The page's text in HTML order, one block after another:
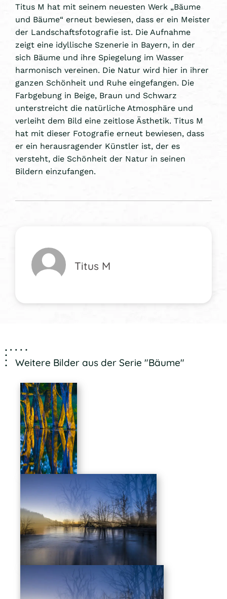
Titus M hat mit seinem neuesten Werk „Bäume
und Bäume“ erneut bewiesen, dass er ein Meister
der Landschaftsfotografie ist. Die Aufnahme
zeigt eine idyllische Szenerie in Bayern, in der
sich Bäume und ihre Spiegelung im Wasser
harmonisch vereinen. Die Natur wird hier in ihrer
ganzen Schönheit und Ruhe eingefangen. Die
Farbgebung in Beige, Braun und Schwarz
unterstreicht die natürliche Atmosphäre und
verleiht dem Bild eine zeitlose Ästhetik. Titus M
hat mit dieser Fotografie erneut bewiesen, dass
er ein herausragender Künstler ist, der es
versteht, die Schönheit der Natur in seinen
Bildern einzufangen.
Titus M
Weitere Bilder aus der Serie "Bäume"